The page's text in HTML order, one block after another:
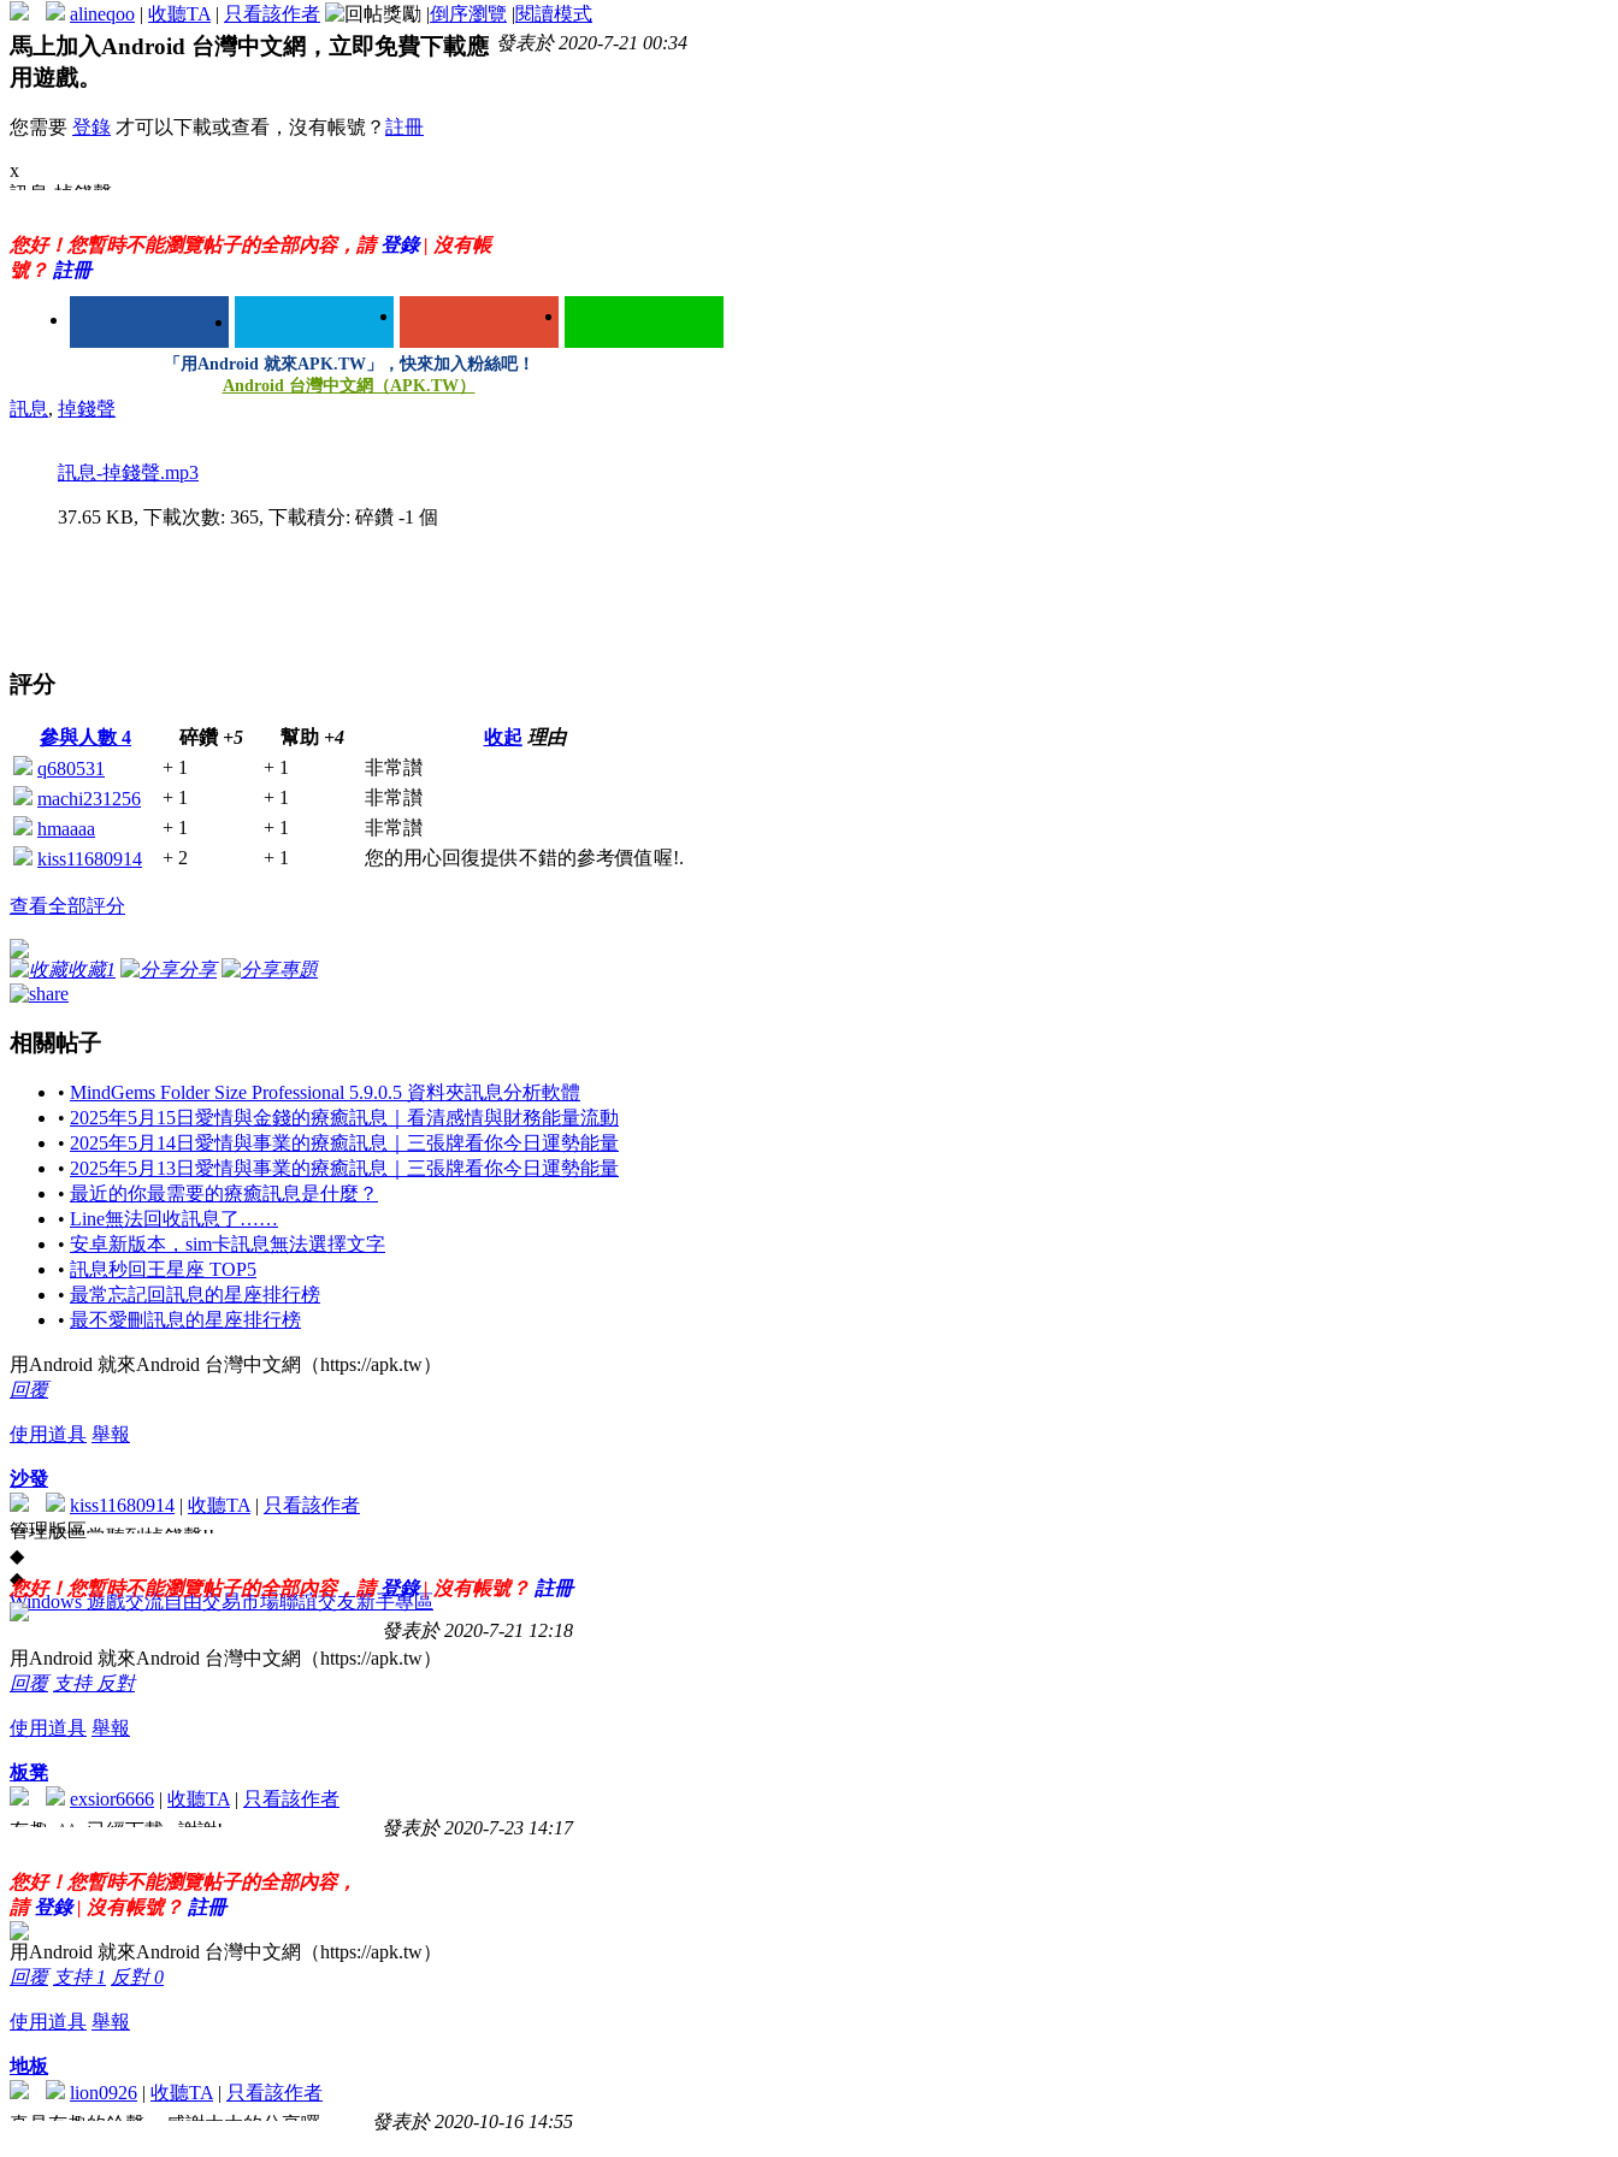
alineqoo | 收聽TA | 只看該作者 |倒序瀏覽 |閱讀模式
發表於 2020-7-21 00:34
馬上加入Android 台灣中文網，立即免費下載應
用遊戲。
您需要 登錄 才可以下載或查看，沒有帳號？ 註冊
x
訊息-掉錢聲
搞怪鈴聲~
您好！您暫時不能瀏覽帖子的全部內容，請登錄 | 沒有帳
號？ 註冊
「用Android 就來APK.TW」，快來加入粉絲吧！
Android 台灣中文網（APK.TW）
訊息, 掉錢聲
訊息-掉錢聲.mp3
37.65 KB, 下載次數: 365, 下載積分: 碎鑽 -1 個
評分
參與人數 4 碎鑽 +5 幫助 +4 收起 理由
q680531
+ 1 + 1
非常讃
machi231256
+ 1 + 1
非常讃
hmaaaa
+ 1 + 1
非常讃
kiss11680914
+ 2 + 1 您的用心回復提供不錯的參考價值喔!.
查看全部評分
收藏1 分享 專題
相關帖子
• MindGems Folder Size Professional 5.9.0.5 資料夾訊息分析軟體
• 2025年5月15日愛情與金錢的療癒訊息｜看清感情與財務能量流動
• 2025年5月14日愛情與事業的療癒訊息｜三張牌看你今日運勢能量
• 2025年5月13日愛情與事業的療癒訊息｜三張牌看你今日運勢能量
• 最近的你最需要的療癒訊息是什麼？
• Line無法回收訊息了……
• 安卓新版本，sim卡訊息無法選擇文字
• 訊息秒回王星座 TOP5
• 最常忘記回訊息的星座排行榜
• 最不愛刪訊息的星座排行榜
用Android 就來Android 台灣中文網（https://apk.tw）
回覆
使用道具 舉報
沙發
kiss11680914 | 收聽TA | 只看該作者
管理版區
◆
◆
Windows 遊戲交流自由交易市場聯誼交友新手專區
發表於 2020-7-21 12:18
難怪我常常聽到掉錢聲!!
您好！您暫時不能瀏覽帖子的全部內容，請登錄 | 沒有帳號？ 註冊
用Android 就來Android 台灣中文網（https://apk.tw）
回覆 支持 反對
使用道具 舉報
板凳
exsior6666 | 收聽TA | 只看該作者
發表於 2020-7-23 14:17
有趣 ^^ 已經下載...謝謝!
您好！您暫時不能瀏覽帖子的全部內容，
請登錄 | 沒有帳號？ 註冊
用Android 就來Android 台灣中文網（https://apk.tw）
回覆 支持 1 反對0
使用道具 舉報
地板
lion0926 | 收聽TA | 只看該作者
發表於 2020-10-16 14:55
真是有趣的鈴聲~~感謝大大的分享囉